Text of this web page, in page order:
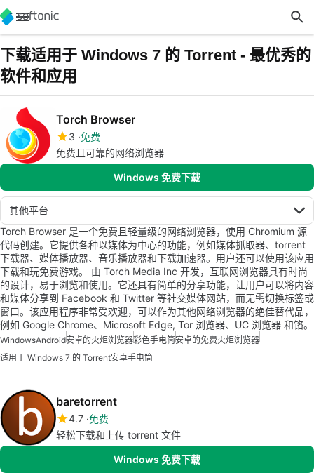
下载适用于 Windows 7 的 Torrent - 最优秀的
软件和应用
Torch Browser
3 免费
免费且可靠的网络浏览器
Windows 免费下载
其他平台
Torch Browser 是一个免费且轻量级的网络浏览器，使用 Chromium 源
代码创建。它提供各种以媒体为中心的功能，例如媒体抓取器、torrent
下载器、媒体播放器、音乐播放器和下载加速器。用户还可以使用该应用
下载和玩免费游戏。 由 Torch Media Inc 开发，互联网浏览器具有时尚
的设计，易于浏览和使用。它还具有简单的分享功能，让用户可以将内容
和媒体分享到 Facebook 和 Twitter 等社交媒体网站，而无需切换标签或
窗口。该应用程序非常受欢迎，可以作为其他网络浏览器的绝佳替代品，
例如 Google Chrome、Microsoft Edge, Tor 浏览器、UC 浏览器 和铬。
WindowsAndroid安卓的火炬浏览器彩色手电筒安卓的免费火炬浏览器
适用于 Windows 7 的 Torrent安卓手电筒
baretorrent
4.7 免费
轻松下载和上传 torrent 文件
Windows 免费下载